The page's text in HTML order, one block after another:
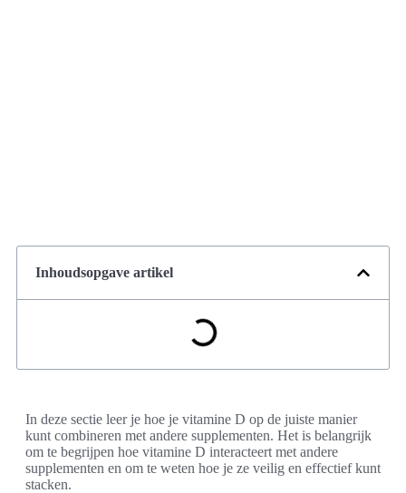
Inhoudsopgave artikel
In deze sectie leer je hoe je vitamine D op de juiste manier
kunt combineren met andere supplementen. Het is belangrijk
om te begrijpen hoe vitamine D interacteert met andere
supplementen en om te weten hoe je ze veilig en effectief kunt
stacken.